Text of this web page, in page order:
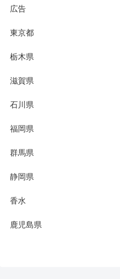
広告
東京都
栃木県
滋賀県
石川県
福岡県
群馬県
静岡県
香水
鹿児島県